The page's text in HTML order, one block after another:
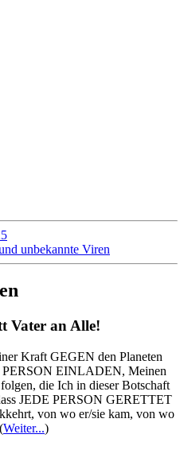
unbekannte Viren
Vater an Alle!
Kraft GEGEN den Planeten
PERSON EINLADEN, Meinen
die Ich in dieser Botschaft
JEDE PERSON GERETTET
von wo er/sie kam, von wo
(Weiter...)